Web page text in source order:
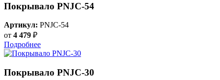
Покрывало PNJC-54
Артикул: PNJC-54
от 4 479 ₽
Подробнее
Покрывало PNJC-30